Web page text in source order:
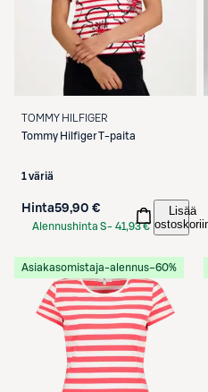
TOMMY HILFIGER
Tommy HilfigerT-paita
1 väriä
Hinta59,90 €
Alennushinta S- 41,93 €
Lisää
Asiakasomistaja-alennus−60%